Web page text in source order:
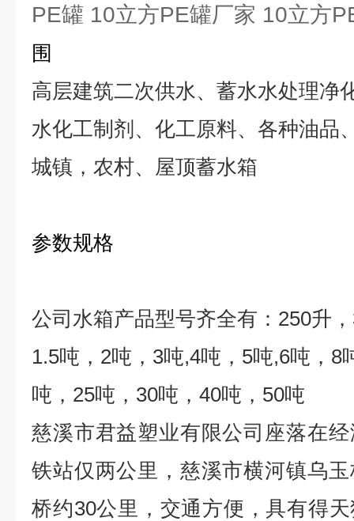
PE罐 10立方PE罐厂家 10立方
围
高层建筑二次供水、蓄水水处理净
水化工制剂、化工原料、各种油品
城镇，农村、屋顶蓄水箱
参数规格
公司水箱产品型号齐全有： 250升，
1.5吨， 2吨， 3吨,4吨， 5吨,6吨， 8
吨， 25吨， 30吨， 40吨， 50吨
慈溪市君益塑业有限公司座落在
铁站仅两公里，慈溪市横河镇乌
桥约30公里，交通方便，具有得